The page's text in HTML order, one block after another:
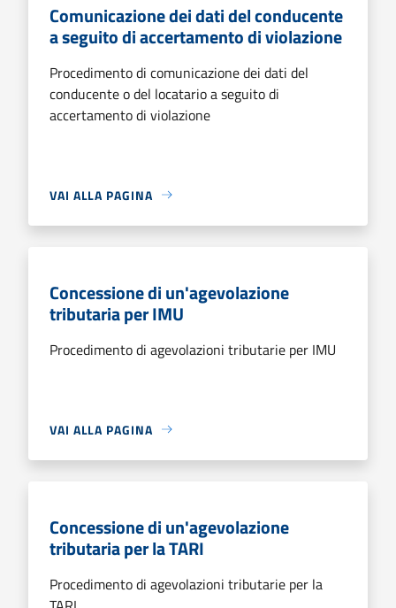
Comunicazione dei dati del conducente
a seguito di accertamento di violazione
Procedimento di comunicazione dei dati del
conducente o del locatario a seguito di
accertamento di violazione
VAI ALLA PAGINA
Concessione di un'agevolazione
tributaria per IMU
Procedimento di agevolazioni tributarie per IMU
VAI ALLA PAGINA
Concessione di un'agevolazione
tributaria per la TARI
Procedimento di agevolazioni tributarie per la